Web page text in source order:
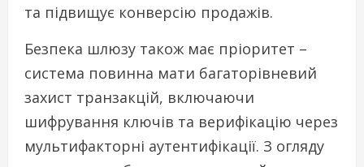
та підвищує конверсію продажів.
Безпека шлюзу також має пріоритет –
система повинна мати багаторівневий
захист транзакцій, включаючи
шифрування ключів та верифікацію через
мультифакторні аутентифікації. З огляду